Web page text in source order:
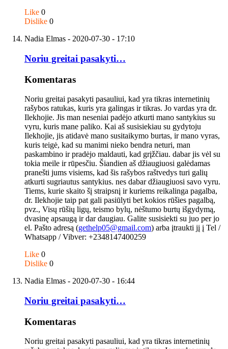
Like 0
Dislike 0
Nadia Elmas - 2020-07-30 - 17:10
Noriu greitai pasakyti…
Komentaras
Noriu greitai pasakyti pasauliui, kad yra tikras internetinių
rašybos ratukas, kuris yra galingas ir tikras. Jo vardas yra dr.
Ilekhojie. Jis man neseniai padėjo atkurti mano santykius su
vyru, kuris mane paliko. Kai aš susisiekiau su gydytoju
Ilekhojie, jis atidavė mano susitaikymo burtas, ir mano vyras,
kuris teigė, kad su manimi nieko bendra neturi, man
paskambino ir pradėjo maldauti, kad grįžčiau. dabar jis vėl su
tokia meile ir rūpesčiu. Šiandien aš džiaugiuosi galėdamas
pranešti jums visiems, kad šis rašybos raštvedys turi galių
atkurti sugriautus santykius. nes dabar džiaugiuosi savo vyru.
Tiems, kurie skaito šį straipsnį ir kuriems reikalinga pagalba,
dr. Ilekhojie taip pat gali pasiūlyti bet kokios rūšies pagalbą,
pvz., Visų rūšių ligų, teismo bylų, nėštumo burtų išgydymą,
dvasinę apsaugą ir dar daugiau. Galite susisiekti su juo per jo
el. Pašto adresą (gethelp05@gmail.com) arba įtraukti jį į Tel /
Whatsapp / Vibver: +2348147400259
Like 0
Dislike 0
Nadia Elmas - 2020-07-30 - 16:44
Noriu greitai pasakyti…
Komentaras
Noriu greitai pasakyti pasauliui, kad yra tikras internetinių